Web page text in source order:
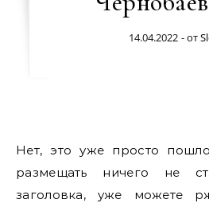
14.04.2022 - от
Нет, это уже просто
размещать ничего не
заголовка, уже можете